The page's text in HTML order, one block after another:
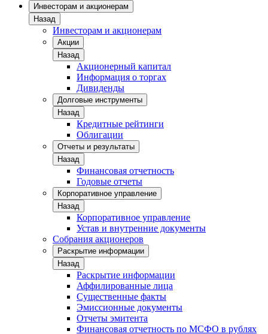
Инвесторам и акционерам
Назад
Инвесторам и акционерам
Акции
Назад
Акционерный капитал
Информация о торгах
Дивиденды
Долговые инструменты
Назад
Кредитные рейтинги
Облигации
Отчеты и результаты
Назад
Финансовая отчетность
Годовые отчеты
Корпоративное управление
Назад
Корпоративное управление
Устав и внутренние документы
Собрания акционеров
Раскрытие информации
Назад
Раскрытие информации
Аффилированные лица
Существенные факты
Эмиссионные документы
Отчеты эмитента
Финансовая отчетность по МСФО в рублях